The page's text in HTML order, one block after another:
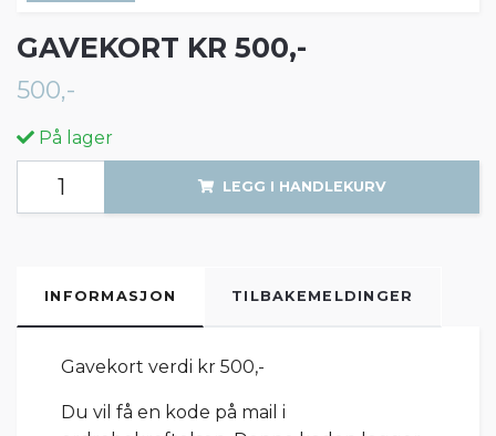
GAVEKORT KR 500,-
500,-
På lager
LEGG I HANDLEKURV
INFORMASJON TILBAKEMELDINGER
Gavekort verdi kr 500,-
Du vil få en kode på mail i